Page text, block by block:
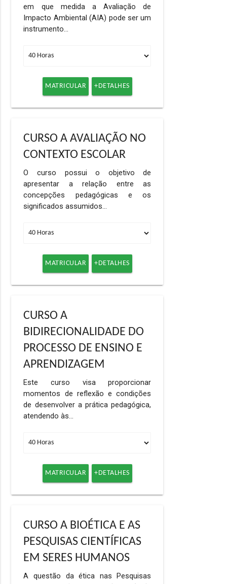
em que medida a Avaliação de
Impacto Ambiental (AIA) pode ser um
instrumento…
MATRICULAR +DETALHES
CURSO A AVALIAÇÃO NO
CONTEXTO ESCOLAR
O curso possui o objetivo de
apresentar a relação entre as
concepções pedagógicas e os
significados assumidos…
MATRICULAR +DETALHES
CURSO A
BIDIRECIONALIDADE DO
PROCESSO DE ENSINO E
APRENDIZAGEM
Este curso visa proporcionar
momentos de reflexão e condições
de desenvolver a prática pedagógica,
atendendo às…
MATRICULAR +DETALHES
CURSO A BIOÉTICA E AS
PESQUISAS CIENTÍFICAS
EM SERES HUMANOS
A questão da ética nas Pesquisas